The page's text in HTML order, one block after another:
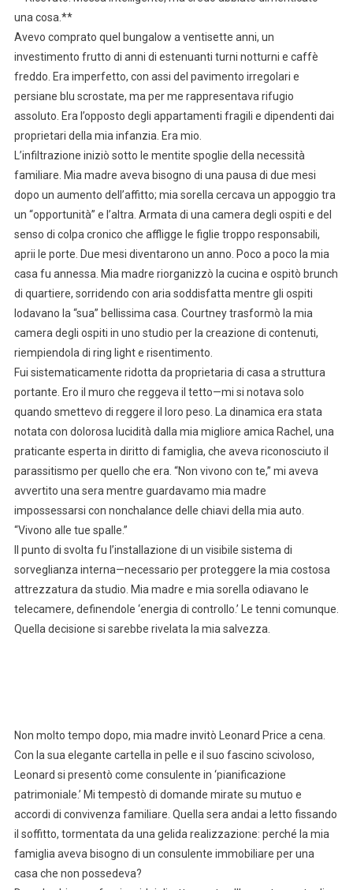
una cosa.**
Avevo comprato quel bungalow a ventisette anni, un
investimento frutto di anni di estenuanti turni notturni e caffè
freddo. Era imperfetto, con assi del pavimento irregolari e
persiane blu scrostate, ma per me rappresentava rifugio
assoluto. Era l’opposto degli appartamenti fragili e dipendenti dai
proprietari della mia infanzia. Era mio.
L’infiltrazione iniziò sotto le mentite spoglie della necessità
familiare. Mia madre aveva bisogno di una pausa di due mesi
dopo un aumento dell’affitto; mia sorella cercava un appoggio tra
un “opportunità” e l’altra. Armata di una camera degli ospiti e del
senso di colpa cronico che affligge le figlie troppo responsabili,
aprii le porte. Due mesi diventarono un anno. Poco a poco la mia
casa fu annessa. Mia madre riorganizzò la cucina e ospitò brunch
di quartiere, sorridendo con aria soddisfatta mentre gli ospiti
lodavano la “sua” bellissima casa. Courtney trasformò la mia
camera degli ospiti in uno studio per la creazione di contenuti,
riempiendola di ring light e risentimento.
Fui sistematicamente ridotta da proprietaria di casa a struttura
portante. Ero il muro che reggeva il tetto—mi si notava solo
quando smettevo di reggere il loro peso. La dinamica era stata
notata con dolorosa lucidità dalla mia migliore amica Rachel, una
praticante esperta in diritto di famiglia, che aveva riconosciuto il
parassitismo per quello che era. “Non vivono con te,” mi aveva
avvertito una sera mentre guardavamo mia madre
impossessarsi con nonchalance delle chiavi della mia auto.
“Vivono alle tue spalle.”
Il punto di svolta fu l’installazione di un visibile sistema di
sorveglianza interna—necessario per proteggere la mia costosa
attrezzatura da studio. Mia madre e mia sorella odiavano le
telecamere, definendole ‘energia di controllo.’ Le tenni comunque.
Quella decisione si sarebbe rivelata la mia salvezza.
Non molto tempo dopo, mia madre invitò Leonard Price a cena.
Con la sua elegante cartella in pelle e il suo fascino scivoloso,
Leonard si presentò come consulente in ‘pianificazione
patrimoniale.’ Mi tempestò di domande mirate su mutuo e
accordi di convivenza familiare. Quella sera andai a letto fissando
il soffitto, tormentata da una gelida realizzazione: perché la mia
famiglia aveva bisogno di un consulente immobiliare per una
casa che non possedeva?